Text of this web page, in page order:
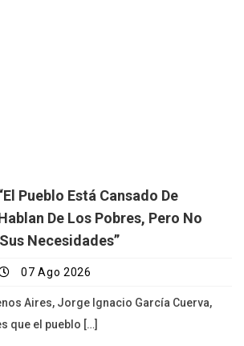
Pueblo Está Cansado De
De Los Pobres, Pero No
Necesidades”
07 Ago 2026
Aires, Jorge Ignacio García Cuerva,
que el pueblo […]